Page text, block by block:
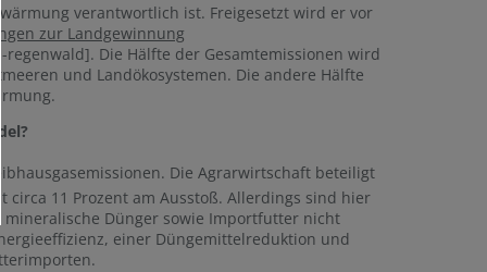
verantwortlich ist. Freigesetzt wird er vor
zur Landgewinnung
Die Hälfte der Gesamtemissionen wird
und Landökosystemen. Die andere Hälfte
Die Agrarwirtschaft beteiligt
11 Prozent am Ausstoß. Allerdings sind hier
Dünger sowie Importfutter nicht
einer Düngemittelreduktion und